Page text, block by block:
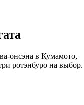
онсэна в Кумамото,
ротэнбуро на выбор.